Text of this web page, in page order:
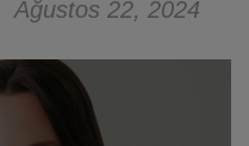
Ağustos 22, 2024